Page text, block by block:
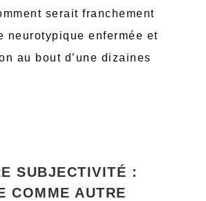
serait franchement
neurotypique enfermée et
au bout d’une dizaines
SUBJECTIVITÉ :
COMME AUTRE